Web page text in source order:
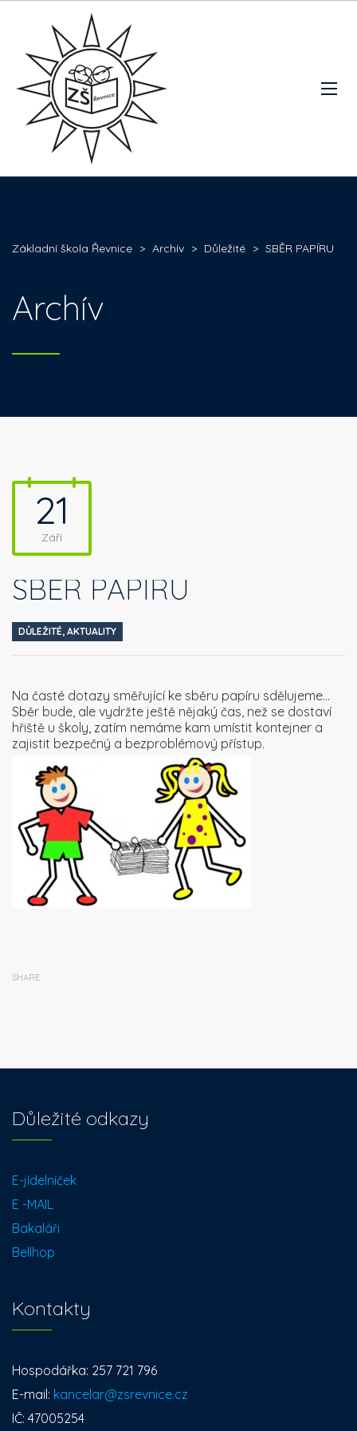
Základní škola Řevnice > Archív > Důležité > SBĚR PAPÍRU
Archív
21
Září
SBĚR PAPÍRU
DŮLEŽITÉ, AKTUALITY
Na časté dotazy směřující ke sběru papíru sdělujeme…
Sběr bude, ale vydržte ještě nějaký čas, než se dostaví
hřiště u školy, zatím nemáme kam umístit kontejner a
zajistit bezpečný a bezproblémový přístup.
SHARE
Důležité odkazy
E-jídelníček
E -MAIL
Bakaláři
Bellhop
Kontakty
Hospodářka: 257 721 796
E-mail: kancelar@zsrevnice.cz
IČ: 47005254